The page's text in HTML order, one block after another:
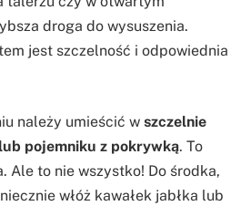
droga do wysuszenia.
jest szczelność i odpowiednia
należy umieścić w szczelnie
pojemniku z pokrywką. To
Ale to nie wszystko! Do środka,
włóż kawałek jabłka lub